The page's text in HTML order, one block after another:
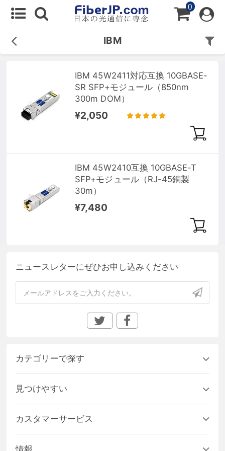
0
IBM
IBM 45W2411対応互換 10GBASE-
SR SFP+モジュール（850nm
300m DOM）
¥2,050
IBM 45W2410互換 10GBASE-T
SFP+モジュール（RJ-45銅製
30m）
¥7,480
ニュースレターにぜひお申し込みください
カテゴリーで探す
見つけやすい
カスタマーサービス
情報